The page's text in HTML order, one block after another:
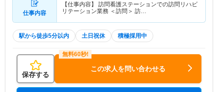
仕事内容
【仕事内容】 訪問看護ステーションでの訪問リハビ
リテーション業務 ＜訪問＞ 訪…
駅から徒歩5分以内 土日祝休 積極採用中
保存する
この求人を問い合わせる